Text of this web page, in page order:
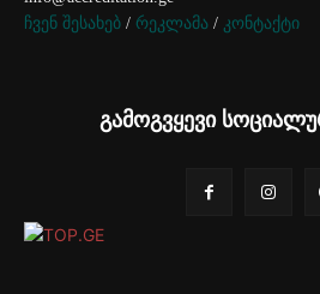
ჩვენ შესახებ / რეკლამა / კონტაქტი
გამოგვყევი